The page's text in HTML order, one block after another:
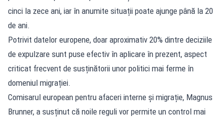
cinci la zece ani, iar în anumite situații poate ajunge până la 20
de ani.
Potrivit datelor europene, doar aproximativ 20% dintre deciziile
de expulzare sunt puse efectiv în aplicare în prezent, aspect
criticat frecvent de susținătorii unor politici mai ferme în
domeniul migrației.
Comisarul european pentru afaceri interne și migrație, Magnus
Brunner, a susținut că noile reguli vor permite un control mai